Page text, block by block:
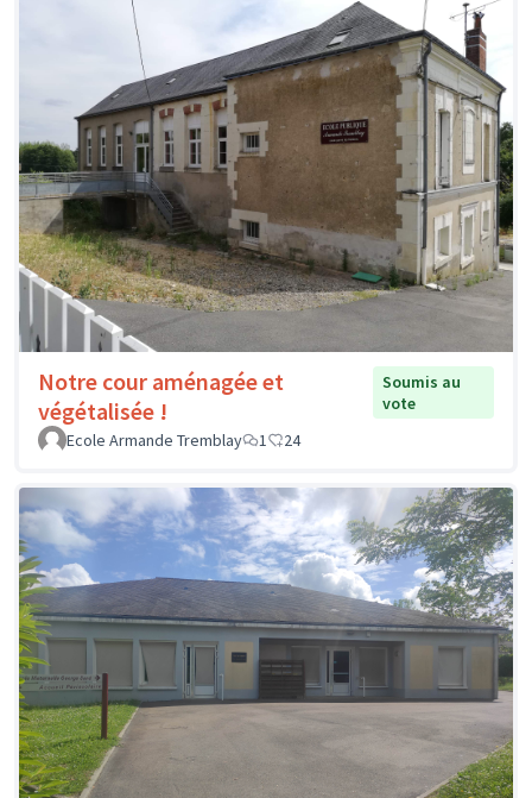
Notre cour aménagée et
végétalisée !
Soumis au
vote
Ecole Armande Tremblay
1 24